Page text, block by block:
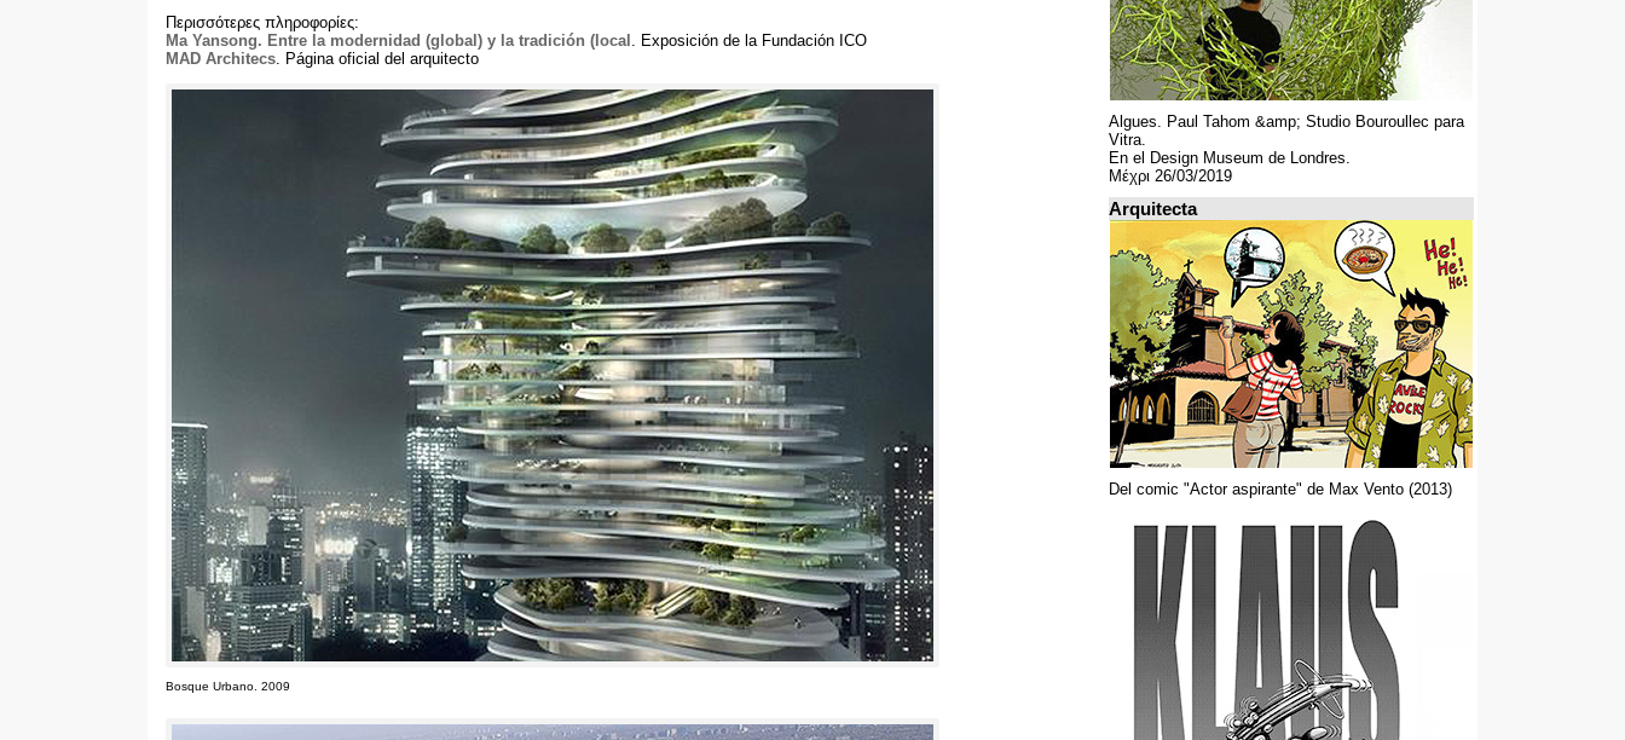
Περισσότερες πληροφορίες:
Ma Yansong. Entre la modernidad (global ) y la tradición ( local . Exposición de la Fundación ICO
MAD Architecs. Página oficial del arquitecto
Bosque Urbano . 2009
Algues. Paul Tahom &amp; Studio Bouroullec para
Vitra.
En el Design Museum de Londres.
Μέχρι 26/03/2019
Arquitecta
Del comic "Actor aspirante" de Max Vento (2013)